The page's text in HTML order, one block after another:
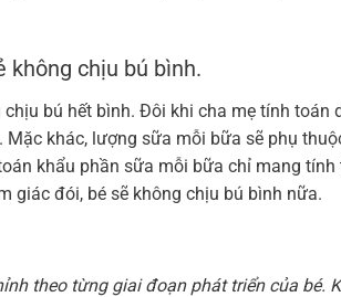
không chịu bú bình.
bú hết bình. Đôi khi cha mẹ tính toán
khác, lượng sữa mỗi bữa sẽ phụ
khẩu phần sữa mỗi bữa chỉ mang
giác đói, bé sẽ không chịu bú bình nữa.
theo từng giai đoạn phát triển của bé.